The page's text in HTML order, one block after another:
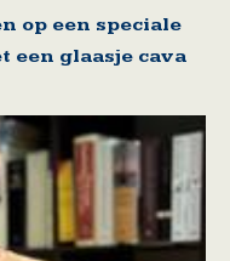
op een speciale
een glaasje cava